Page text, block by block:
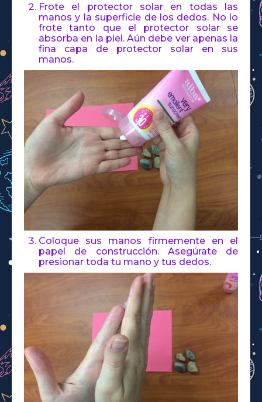
Frote el protector solar en todas las
manos y la superficie de los dedos. No lo
frote tanto que el protector solar se
absorba en la piel. Aún debe ver apenas la
fina capa de protector solar en sus
manos.
Coloque sus manos firmemente en el
papel de construcción. Asegúrate de
presionar toda tu mano y tus dedos.